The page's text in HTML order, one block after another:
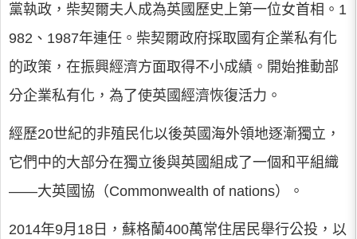
黨執政，柴契爾夫人成為英國歷史上第一位女首相。1
982、1987年連任。柴契爾政府採取國有企業私有化
的政策，在振興經濟方面取得不小成績。開始推動部
分企業私有化，為了使英國經濟恢復活力。
經歷20世紀的非殖民化以後英國海外領地逐漸獨立，
它們中的大部分在獨立後與英國組成了一個和平組織
——大英國協（Commonwealth of nations）。
2014年9月18日，蘇格蘭400萬常住居民舉行公投，以